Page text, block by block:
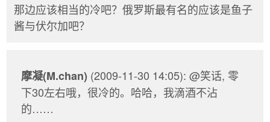
那边应该相当的冷吧？俄罗斯最有名的应该是鱼子
酱与伏尔加吧？
摩凝(M.chan) (2009-11-30 14:05): @笑话, 零
下30左右哦，很冷的。哈哈，我滴酒不沾
的……